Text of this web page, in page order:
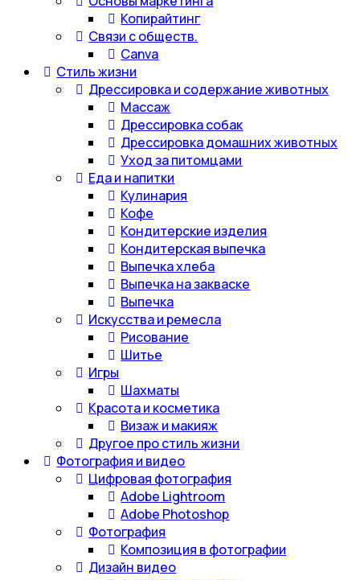
Копирайтинг
Связи с обществ.
Canva
Стиль жизни
Дрессировка и содержание животных
Массаж
Дрессировка собак
Дрессировка домашних животных
Уход за питомцами
Еда и напитки
Кулинария
Кофе
Кондитерские изделия
Кондитерская выпечка
Выпечка хлеба
Выпечка на закваске
Выпечка
Искусства и ремесла
Рисование
Шитье
Игры
Шахматы
Красота и косметика
Визаж и макияж
Другое про стиль жизни
Фотография и видео
Цифровая фотография
Adobe Lightroom
Adobe Photoshop
Фотография
Композиция в фотографии
Дизайн видео